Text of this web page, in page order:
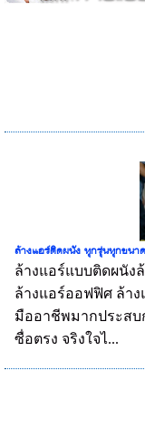
ล้างแอร์ติดผนัง ทุกรุ่นทุกขนาด
ล้างแอร์แบบติดผนัง
ล้างแอร์ออฟฟิศ ล้าง
มืออาชีพมากประส
ซื่อตรง จริงใจไ...